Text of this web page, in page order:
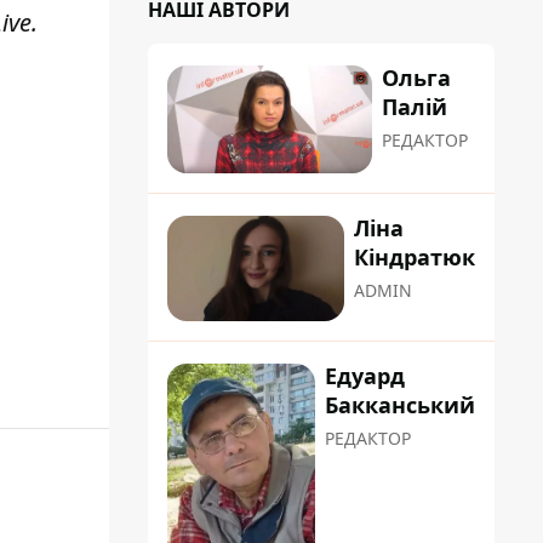
. НАШІ АВТОРИ
Ольга
Палій
РЕДАКТОР
Ліна
Кіндратюк
ADMIN
Едуард
Бакканський
РЕДАКТОР